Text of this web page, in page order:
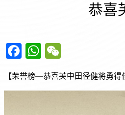
恭喜
F
c
W
at
s
C
【荣誉榜—恭喜芙中田径健将勇得